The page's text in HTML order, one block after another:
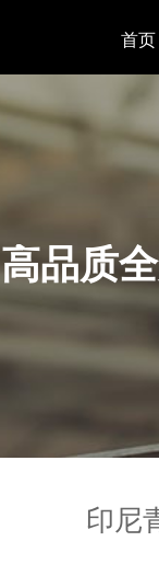
首页
高品质
印尼